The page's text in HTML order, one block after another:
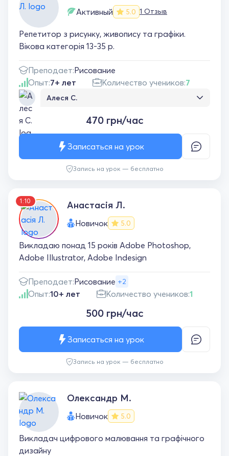
Активный 5.0 1 Отзыв
Репетитор з рисунку, живопису та графіки.
Вікова категорія 13-35 р.
Преподает:Рисование
Опыт:7+ лет Количество учеников:7
Алеся С.
справи! Я дуже вдячна, завдяки їй я
удосконалила свої навички у малюванні,
вступивши на бюджет! Однозначно
рекомендую.
470 грн/час
Запись на урок — бесплатно
Записаться на урок
1:10 Анастасія Л.
Новичок 5.0
Викладаю понад 15 років Adobe Photoshop,
Adobe Illustrator, Adobe Indesign
Преподает:Рисование +2
Опыт:10+ лет Количество учеников:1
500 грн/час
Запись на урок — бесплатно
Записаться на урок
Олександр М.
Новичок 5.0
Викладач цифрового малювання та графічного
дизайну